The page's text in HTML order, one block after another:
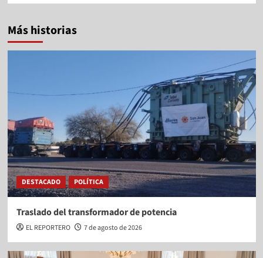
Más historias
DESTACADO POLÍTICA
Traslado del transformador de potencia
EL REPORTERO 7 de agosto de 2026